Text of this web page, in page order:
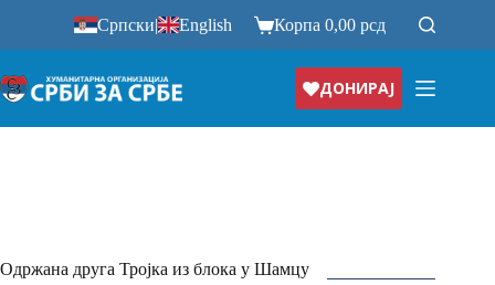
Српски| English Корпа0,00рсд
ДОНИРАЈ
Одржана друга Тројка из блока у Шамцу